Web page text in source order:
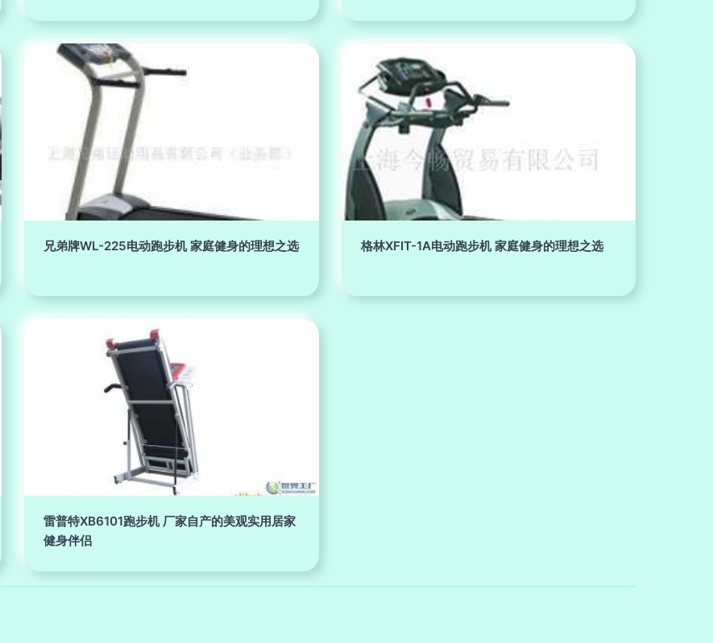
兄弟牌WL-225电动跑步机 家庭健身的理想之选 格林XFIT-1A电动跑步机 家庭健身的理想之选
雷普特XB6101跑步机 厂家自产的美观实用居家
健身伴侣